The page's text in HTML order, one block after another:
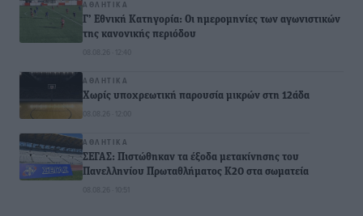
ΑΘΛΗΤΙΚΆ
Γ’ Εθνική Κατηγορία: Οι ημερομηνίες των αγωνιστικών
της κανονικής περιόδου
08.08.26 · 12:40
ΑΘΛΗΤΙΚΆ
Χωρίς υποχρεωτική παρουσία μικρών στη 12άδα
08.08.26 · 12:00
ΑΘΛΗΤΙΚΆ
ΣΕΓΑΣ: Πιστώθηκαν τα έξοδα μετακίνησης του
Πανελληνίου Πρωταθλήματος Κ20 στα σωματεία
08.08.26 · 10:51